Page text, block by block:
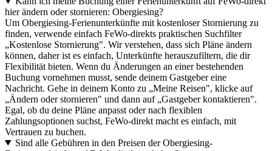
hier ändern oder stornieren: Obergiesing?
Um Obergiesing-Ferienunterkünfte mit kostenloser Stornierung zu
finden, verwende einfach FeWo-direkts praktischen Suchfilter
„Kostenlose Stornierung". Wir verstehen, dass sich Pläne ändern
können, daher ist es einfach, Unterkünfte herauszufiltern, die dir
Flexibilität bieten. Wenn du Änderungen an einer bestehenden
Buchung vornehmen musst, sende deinem Gastgeber eine
Nachricht. Gehe in deinem Konto zu „Meine Reisen", klicke auf
„Ändern oder stornieren" und dann auf „Gastgeber kontaktieren".
Egal, ob du deine Pläne anpasst oder nach flexiblen
Zahlungsoptionen suchst, FeWo-direkt macht es einfach, mit
Vertrauen zu buchen.
Sind alle Gebühren in den Preisen der Obergiesing-